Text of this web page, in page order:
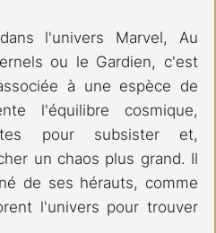
l'univers Marvel, Au
ou le Gardien, c'est
à une espèce de
l'équilibre cosmique,
pour subsister et,
un chaos plus grand. Il
de ses hérauts, comme
l'univers pour trouver